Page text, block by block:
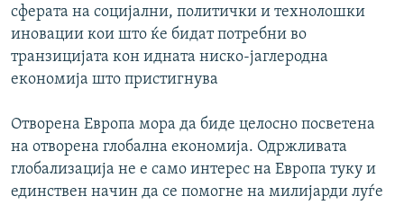
сферата на социјални, политички и технолошки
иновации кои што ќе бидат потребни во
транзицијата кон идната ниско-јаглеродна
економија што пристигнува
Отворена Европа мора да биде целосно посветена
на отворена глобална економија. Одржливата
глобализација не е само интерес на Европа туку и
единствен начин да се помогне на милијарди луѓе